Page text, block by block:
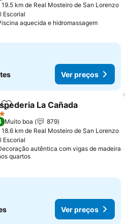
19.5 km de Real Mosteiro de San Lorenzo
Escorial
aquecida e hidromassagemVer
Ver preços
Adicionar aos favoritos
La Cañada
Muito boa
879
18.6 km de Real Mosteiro de San Lorenzo
Escorial
autêntica com vigas de madeira
quartos
Ver preços